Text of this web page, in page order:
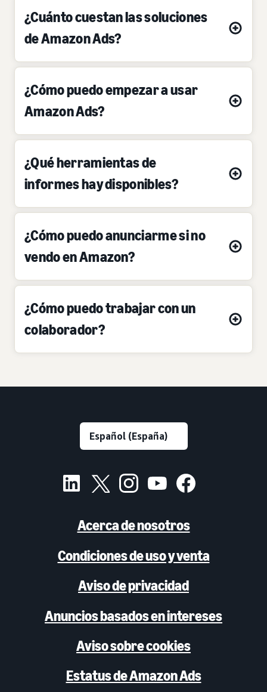
¿Cuánto cuestan las soluciones
de Amazon Ads?
¿Cómo puedo empezar a usar
Amazon Ads?
¿Qué herramientas de
informes hay disponibles?
¿Cómo puedo anunciarme si no
vendo en Amazon?
¿Cómo puedo trabajar con un
colaborador?
Acerca de nosotros
Condiciones de uso y venta
Aviso de privacidad
Anuncios basados en intereses
Aviso sobre cookies
Estatus de Amazon Ads